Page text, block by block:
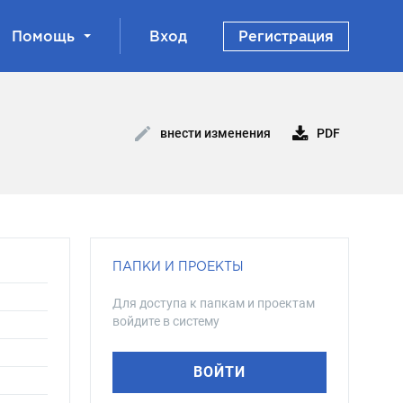
Помощь Вход Регистрация
внести изменения PDF
ПАПКИ И ПРОЕКТЫ
Для доступа к папкам и проектам
войдите в систему
ВОЙТИ